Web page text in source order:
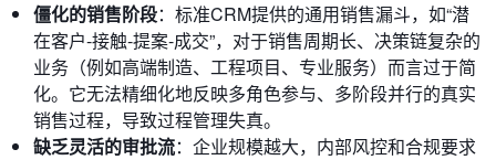
僵化的销售阶段：标准CRM提供的通用销售漏斗，如“潜
在客户-接触-提案-成交”，对于销售周期长、决策链复杂的
业务（例如高端制造、工程项目、专业服务）而言过于简
化。它无法精细化地反映多角色参与、多阶段并行的真实
销售过程，导致过程管理失真。
缺乏灵活的审批流：企业规模越大，内部风控和合规要求